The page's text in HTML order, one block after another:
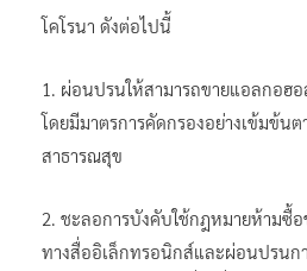
โคโรนา ดังต่อไปนี้
1. ผ่อนปรนให้สามารถขายแอลกอฮอ
โดยมีมาตรการคัดกรองอย่างเข้มข้น
สาธารณสุข
2. ชะลอการบังคับใช้กฎหมายห้ามซื้
ทางสื่ออิเล็กทรอนิกส์และผ่อนปรนก